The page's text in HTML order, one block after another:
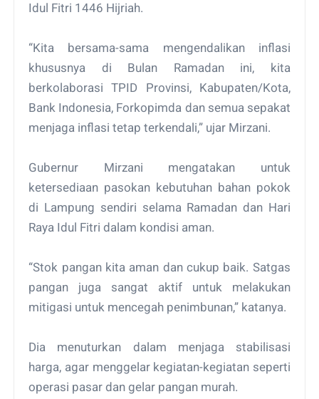
Idul Fitri 1446 Hijriah.
“Kita bersama-sama mengendalikan inflasi
khususnya di Bulan Ramadan ini, kita
berkolaborasi TPID Provinsi, Kabupaten/Kota,
Bank Indonesia, Forkopimda dan semua sepakat
menjaga inflasi tetap terkendali,” ujar Mirzani.
Gubernur Mirzani mengatakan untuk
ketersediaan pasokan kebutuhan bahan pokok
di Lampung sendiri selama Ramadan dan Hari
Raya Idul Fitri dalam kondisi aman.
“Stok pangan kita aman dan cukup baik. Satgas
pangan juga sangat aktif untuk melakukan
mitigasi untuk mencegah penimbunan,” katanya.
Dia menuturkan dalam menjaga stabilisasi
harga, agar menggelar kegiatan-kegiatan seperti
operasi pasar dan gelar pangan murah.